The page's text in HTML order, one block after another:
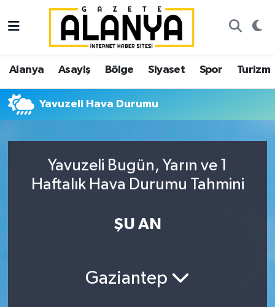
Alanya Asayiş Bölge Siyaset Spor Turizm
Yavuzeli Hava Durumu
Yavuzeli Bugün, Yarın ve 1
Haftalık Hava Durumu Tahmini
ŞU AN
Gaziantep
Alanya
Asayiş
Bölge
Siyaset
Spor
İstanbul Nöbetçi Eczaneler
İstanbul Hava Durumu
İstanbul Trafik Yoğunluk Haritası
Süper Lig Puan Durumu ve Fikstür
Tüm Manşetler